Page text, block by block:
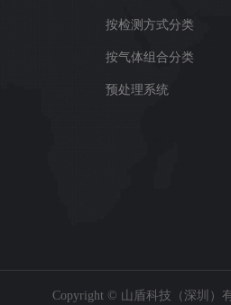
按检测方式分类
按气体组合分类
预处理系统
Copyright © 山盾科技（深圳）